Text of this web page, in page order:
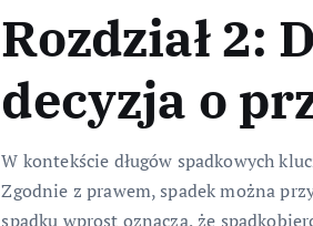
Rozdział 2:
decyzja o
W kontekście długów spadkowych
Zgodnie z prawem, spadek można
spadku wprost oznacza, że